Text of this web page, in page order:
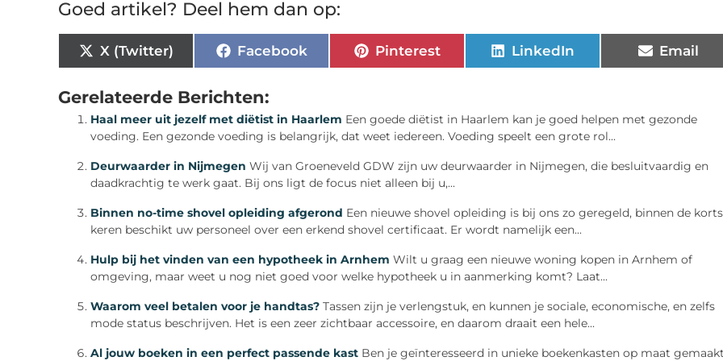
Goed artikel? Deel hem dan op:
X (Twitter) Facebook Pinterest LinkedIn Email
Gerelateerde Berichten:
Haal meer uit jezelf met diëtist in Haarlem Een goede diëtist in Haarlem kan je goed helpen met gezonde
voeding. Een gezonde voeding is belangrijk, dat weet iedereen. Voeding speelt een grote rol...
Deurwaarder in Nijmegen Wij van Groeneveld GDW zijn uw deurwaarder in Nijmegen, die besluitvaardig en
daadkrachtig te werk gaat. Bij ons ligt de focus niet alleen bij u,...
Binnen no-time shovel opleiding afgerond Een nieuwe shovel opleiding is bij ons zo geregeld, binnen de
keren beschikt uw personeel over een erkend shovel certificaat. Er wordt namelijk een...
Hulp bij het vinden van een hypotheek in Arnhem Wilt u graag een nieuwe woning kopen in Arnhem of
omgeving, maar weet u nog niet goed voor welke hypotheek u in aanmerking komt? Laat...
Waarom veel betalen voor je handtas? Tassen zijn je verlengstuk, en kunnen je sociale, economische, en zelfs
mode status beschrijven. Het is een zeer zichtbaar accessoire, en daarom draait een hele...
Al jouw boeken in een perfect passende kast Ben je geïnteresseerd in unieke boekenkasten op maat